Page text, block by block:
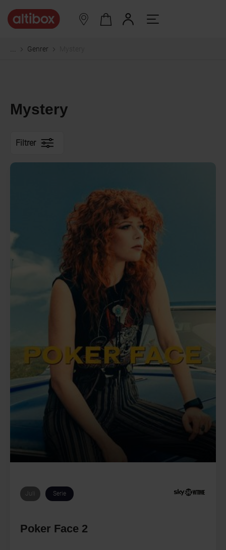
... Genrer
Mystery
Juli Serie
Poker Face 2
Filtrer